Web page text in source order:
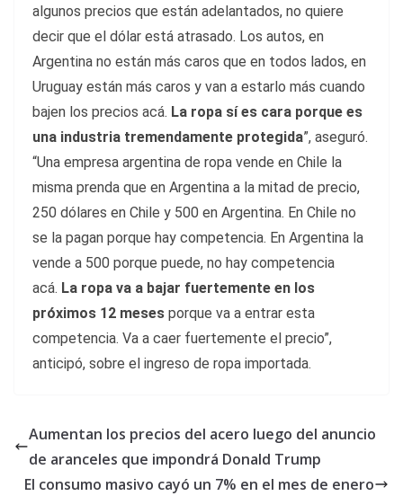
algunos precios que están adelantados, no quiere
decir que el dólar está atrasado. Los autos, en
Argentina no están más caros que en todos lados, en
Uruguay están más caros y van a estarlo más cuando
bajen los precios acá. La ropa sí es cara porque es
una industria tremendamente protegida”, aseguró.
“Una empresa argentina de ropa vende en Chile la
misma prenda que en Argentina a la mitad de precio,
250 dólares en Chile y 500 en Argentina. En Chile no
se la pagan porque hay competencia. En Argentina la
vende a 500 porque puede, no hay competencia
acá. La ropa va a bajar fuertemente en los
próximos 12 meses porque va a entrar esta
competencia. Va a caer fuertemente el precio”,
anticipó, sobre el ingreso de ropa importada.
Aumentan los precios del acero luego del anuncio
de aranceles que impondrá Donald Trump
El consumo masivo cayó un 7% en el mes de enero